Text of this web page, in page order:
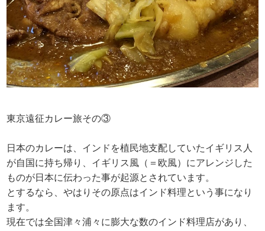
東京遠征カレー旅その③
日本のカレーは、インドを植民地支配していたイギリス人
が自国に持ち帰り、イギリス風（＝欧風）にアレンジした
ものが日本に伝わった事が起源とされています。
とするなら、やはりその原点はインド料理という事になり
ます。
現在では全国津々浦々に膨大な数のインド料理店があり、